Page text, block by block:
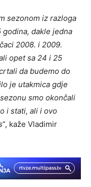
sezonom iz razloga
godina, dakle jedna
2008. i 2009.
opet sa 24 i 25
da budemo do
je utakmica gdje
smo okončali
i stati, ali i ovo
”, kaže Vladimir